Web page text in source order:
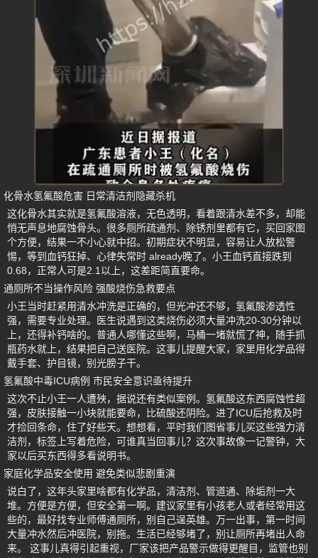
化骨水氢氟酸危害 日常清洁剂隐藏杀机
这化骨水其实就是氢氟酸溶液，无色透明，看着跟清水差不多，却能
悄无声息地腐蚀骨头。很多厕所疏通剂、除锈剂里都有它，买回家图
个方便，结果一不小心就中招。初期症状不明显，容易让人放松警
惕，等到血钙狂掉、心律失常时 already晚了。小王血钙直接跌到
0.68，正常人可是2.1以上，这差距简直要命。
通厕所不当操作风险 强酸烧伤急救要点
小王当时赶紧用清水冲洗是正确的，但光冲还不够，氢氟酸渗透性
强，需要专业处理。医生说遇到这类烧伤必须大量冲洗20-30分钟以
上，还得补钙啥的。普通人哪懂这些啊，马桶一堵就慌了神，随手抓
瓶药水就上，结果把自己送医院。这事儿提醒大家，家里用化学品得
戴手套、护目镜，别光膀子干。
氢氟酸中毒ICU病例 市民安全意识亟待提升
这次不止小王一人遭殃，据说还有类似案例。氢氟酸这东西腐蚀性超
强，皮肤接触一小块就能要命，比硫酸还阴险。进了ICU后抢救及时
才捡回条命，住了好些天。想想看，平时我们图省事儿买这些强力清
洁剂，标签上写着危险，可谁真当回事儿？这次事故像一记警钟，大
家以后买东西得多看说明书。
家庭化学品安全使用 避免类似悲剧重演
说白了，这年头家里啥都有化学品，清洁剂、管道通、除垢剂一大
堆。方便是方便，但安全第一啊。建议家里有小孩老人或者经常用这
些的，最好找专业师傅通厕所，别自己逞英雄。万一出事，第一时间
大量冲水然后冲医院，别拖。生活已经够堵了，别让厕所再堵出人命
来。 这事儿真得引起重视，厂家该把产品警示做得更醒目，监管也别